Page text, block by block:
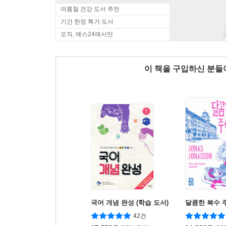
여름철 건강 도서 추천
기간 한정 특가 도서
오직, 예스24에서만
이 책을 구입하신 분
국어 개념 완성 (학습 도서)
42건
달콤한 복수